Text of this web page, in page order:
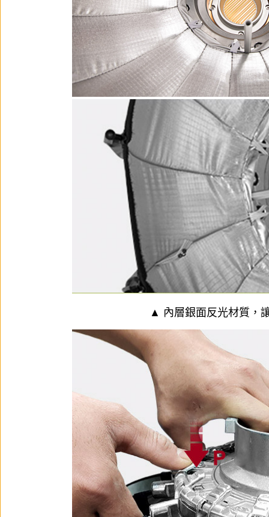
▲ 內層銀面反光材質，